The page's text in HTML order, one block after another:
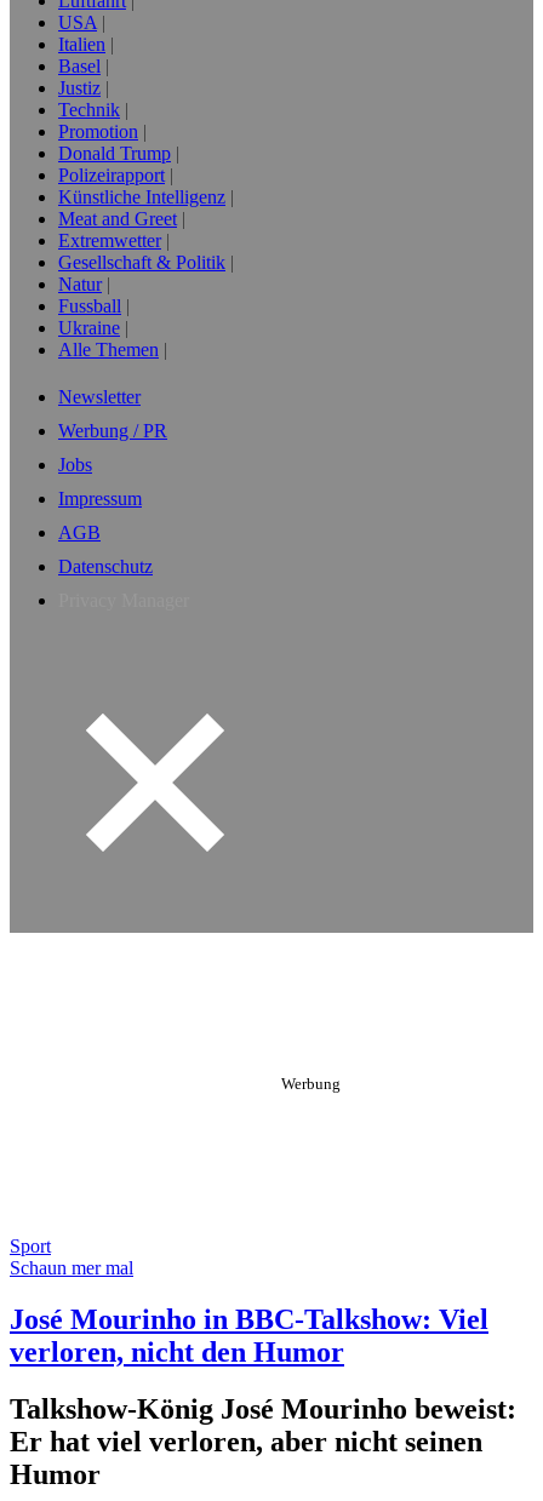
USA
Italien
Basel
Justiz
Technik
Promotion
Donald Trump
Polizeirapport
Künstliche Intelligenz
Meat and Greet
Extremwetter
Gesellschaft & Politik
Natur
Fussball
Ukraine
Alle Themen
Newsletter
Werbung / PR
Jobs
Impressum
AGB
Datenschutz
Sport
Schaun mer mal
José Mourinho in BBC-Talkshow: Viel
verloren, nicht den Humor
Talkshow-König José Mourinho beweist:
Er hat viel verloren, aber nicht seinen
Humor